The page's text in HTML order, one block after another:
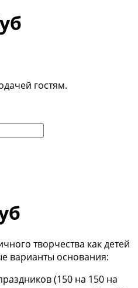
гостям.
творчества как детей
варианты основания:
(150 на 150 на